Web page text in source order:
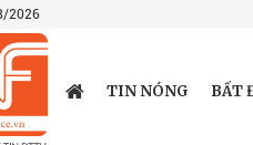
2026
TIN NÓNG BẤT